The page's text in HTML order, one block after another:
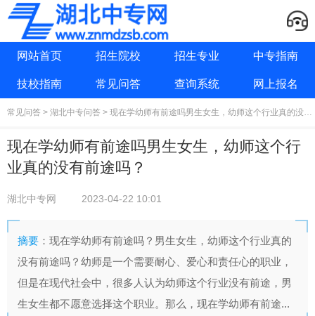
网站首页 招生院校 招生专业 中专指南
技校指南 常见问答 查询系统 网上报名
常见问答 > 湖北中专问答 > 现在学幼师有前途吗男生女生，幼师这个行业真的没有前途吗？
现在学幼师有前途吗男生女生，幼师这个行
业真的没有前途吗？
湖北中专网 2023-04-22 10:01
摘要 ：现在学幼师有前途吗？男生女生，幼师这个行业真的
没有前途吗？幼师是一个需要耐心、爱心和责任心的职业，
但是在现代社会中，很多人认为幼师这个行业没有前途，男
生女生都不愿意选择这个职业。那么，现在学幼师有前途...